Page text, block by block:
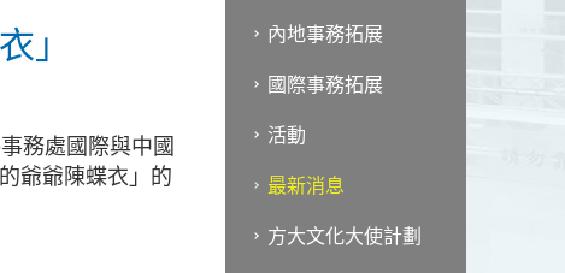
」
務處國際與中國
爺爺陳蝶衣」的
內地事務拓展
國際事務拓展
活動
最新消息
方大文化大使計劃